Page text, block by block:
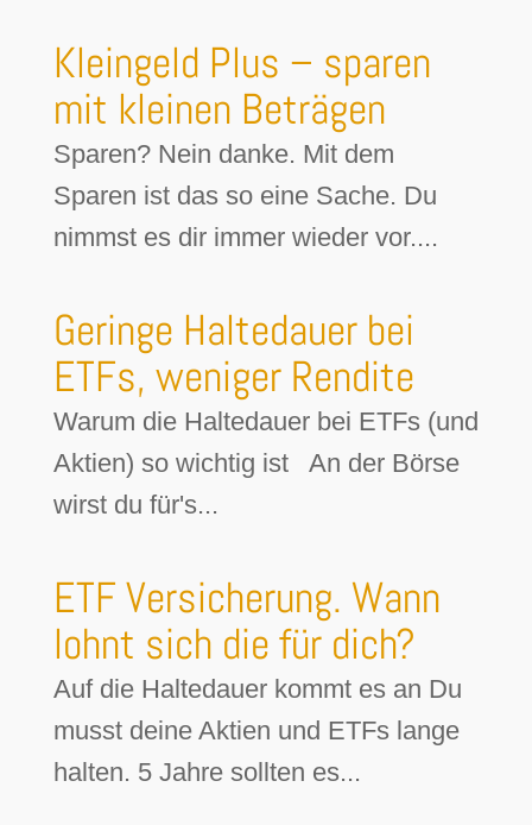
Kleingeld Plus – sparen
mit kleinen Beträgen
Sparen? Nein danke. Mit dem
Sparen ist das so eine Sache. Du
nimmst es dir immer wieder vor....
Geringe Haltedauer bei
ETFs, weniger Rendite
Warum die Haltedauer bei ETFs (und
Aktien) so wichtig ist An der Börse
wirst du für's...
ETF Versicherung. Wann
lohnt sich die für dich?
Auf die Haltedauer kommt es an Du
musst deine Aktien und ETFs lange
halten. 5 Jahre sollten es...